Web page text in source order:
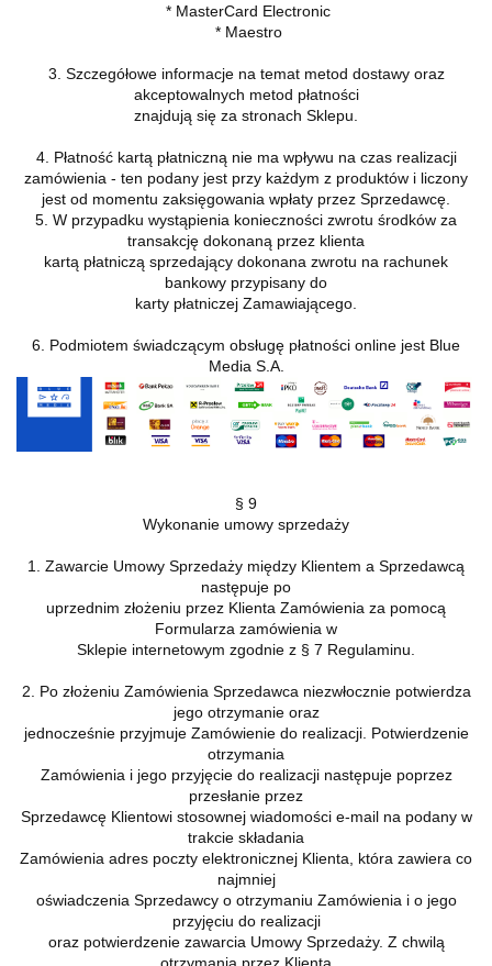
* MasterCard Electronic
* Maestro
3. Szczegółowe informacje na temat metod dostawy oraz
akceptowalnych metod płatności
znajdują się za stronach Sklepu.
4. Płatność kartą płatniczną nie ma wpływu na czas realizacji
zamówienia - ten podany jest przy każdym z produktów i liczony
jest od momentu zaksięgowania wpłaty przez Sprzedawcę.
5. W przypadku wystąpienia konieczności zwrotu środków za
transakcję dokonaną przez klienta
kartą płatniczą sprzedający dokonana zwrotu na rachunek
bankowy przypisany do
karty płatniczej Zamawiającego.
6. Podmiotem świadczącym obsługę płatności online jest Blue
Media S.A.
§ 9
Wykonanie umowy sprzedaży
1. Zawarcie Umowy Sprzedaży między Klientem a Sprzedawcą
następuje po
uprzednim złożeniu przez Klienta Zamówienia za pomocą
Formularza zamówienia w
Sklepie internetowym zgodnie z § 7 Regulaminu.
2. Po złożeniu Zamówienia Sprzedawca niezwłocznie potwierdza
jego otrzymanie oraz
jednocześnie przyjmuje Zamówienie do realizacji. Potwierdzenie
otrzymania
Zamówienia i jego przyjęcie do realizacji następuje poprzez
przesłanie przez
Sprzedawcę Klientowi stosownej wiadomości e-mail na podany w
trakcie składania
Zamówienia adres poczty elektronicznej Klienta, która zawiera co
najmniej
oświadczenia Sprzedawcy o otrzymaniu Zamówienia i o jego
przyjęciu do realizacji
oraz potwierdzenie zawarcia Umowy Sprzedaży. Z chwilą